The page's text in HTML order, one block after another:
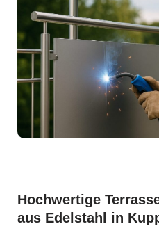
Hochwertige
aus Edelstahl in